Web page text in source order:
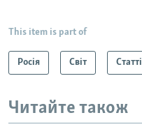
This item is part of
Росія Світ Статті
Читайте також